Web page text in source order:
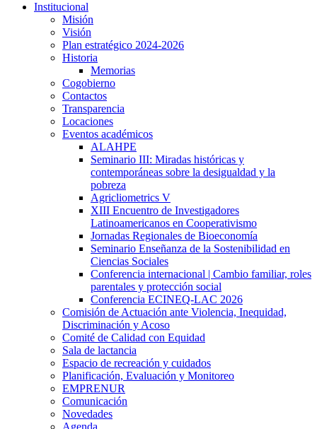
Institucional
Misión
Visión
Plan estratégico 2024-2026
Historia
Memorias
Cogobierno
Contactos
Transparencia
Locaciones
Eventos académicos
ALAHPE
Seminario III: Miradas históricas y
contemporáneas sobre la desigualdad y la
pobreza
Agricliometrics V
XIII Encuentro de Investigadores
Latinoamericanos en Cooperativismo
Jornadas Regionales de Bioeconomía
Seminario Enseñanza de la Sostenibilidad en
Ciencias Sociales
Conferencia internacional | Cambio familiar, roles
parentales y protección social
Conferencia ECINEQ-LAC 2026
Comisión de Actuación ante Violencia, Inequidad,
Discriminación y Acoso
Comité de Calidad con Equidad
Sala de lactancia
Espacio de recreación y cuidados
Planificación, Evaluación y Monitoreo
EMPRENUR
Comunicación
Novedades
Agenda